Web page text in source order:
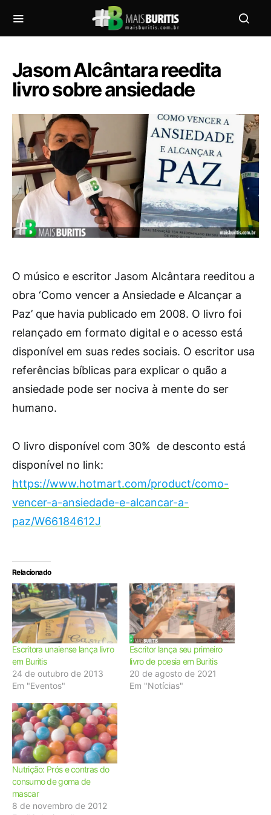
Jasom Alcântara reedita
livro sobre ansiedade
O músico e escritor Jasom Alcântara reeditou a
obra ‘Como vencer a Ansiedade e Alcançar a
Paz’ que havia publicado em 2008. O livro foi
relançado em formato digital e o acesso está
disponível em suas redes sociais. O escritor usa
referências bíblicas para explicar o quão a
ansiedade pode ser nociva à mente do ser
humano.
O livro disponível com 30% de desconto está
disponível no link:
https://www.hotmart.com/product/como-
vencer-a-ansiedade-e-alcancar-a-
paz/W66184612J
Relacionado
Escritora unaiense lança livro
em Buritis
24 de outubro de 2013
Em "Eventos"
Escritor lança seu primeiro
livro de poesia em Buritis
20 de agosto de 2021
Em "Notícias"
Nutrição: Prós e contras do
consumo de goma de
mascar
8 de novembro de 2012